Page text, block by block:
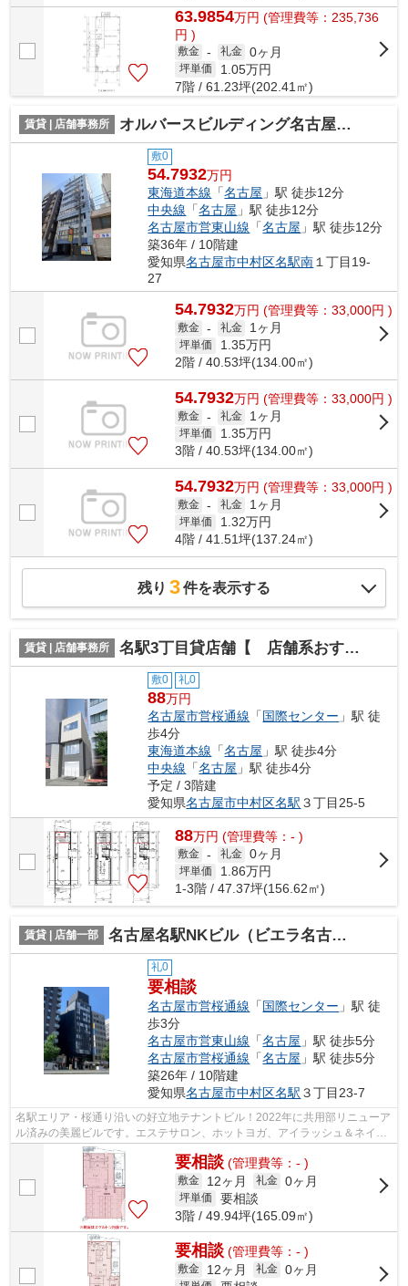
63.9854万円 (管理費等：235,736
円 )
敷金 - 礼金 0ヶ月
坪単価 1.05万円
7階 / 61.23坪(202.41㎡)
賃貸 | 店舗事務所 オルバースビルディング名古屋【 サロン系おすすめ 】
敷0
54.7932万円
東海道本線 「名古屋 」駅 徒歩12分
中央線 「名古屋 」駅 徒歩12分
名古屋市営東山線 「名古屋 」駅 徒歩12分
築36年 / 10階建
愛知県名古屋市中村区名駅南１丁目19-
27
54.7932万円 (管理費等：33,000円 )
敷金 - 礼金 1ヶ月
坪単価 1.35万円
2階 / 40.53坪(134.00㎡)
54.7932万円 (管理費等：33,000円 )
敷金 - 礼金 1ヶ月
坪単価 1.35万円
3階 / 40.53坪(134.00㎡)
54.7932万円 (管理費等：33,000円 )
敷金 - 礼金 1ヶ月
坪単価 1.32万円
4階 / 41.51坪(137.24㎡)
残り 3件を表示する
賃貸 | 店舗事務所 名駅3丁目貸店舗【 店舗系おすすめ 】
敷0 礼0
88万円
名古屋市営桜通線 「国際センター 」駅 徒
歩4分
東海道本線 「名古屋 」駅 徒歩4分
中央線 「名古屋 」駅 徒歩4分
予定 / 3階建
愛知県名古屋市中村区名駅 ３丁目25-5
88万円 (管理費等：- )
敷金 - 礼金 0ヶ月
坪単価 1.86万円
1-3階 / 47.37坪(156.62㎡)
賃貸 | 店舗一部 名古屋名駅NKビル（ビエラ名古屋名駅）【 サロン系おすすめ 】
礼0
要相談
名古屋市営桜通線 「国際センター 」駅 徒
歩3分
名古屋市営東山線 「名古屋 」駅 徒歩5分
名古屋市営桜通線 「名古屋 」駅 徒歩5分
築26年 / 10階建
愛知県名古屋市中村区名駅 ３丁目23-7
名駅エリア・桜通り沿いの好立地テナントビル！2022年に共用部リニューア
ル済みの美麗ビルです。エステサロン、ホットヨガ、アイラッシュ＆ネイル
など20～40代の女性をターゲットにし...
要相談 (管理費等：- )
敷金 12ヶ月 礼金 0ヶ月
坪単価
要相談
3階 / 49.94坪(165.09㎡)
要相談 (管理費等：- )
敷金 12ヶ月 礼金 0ヶ月